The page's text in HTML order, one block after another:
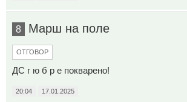
8 Марш на поле
ОТГОВОР
ДС г ю б р е покварено!
20:04 17.01.2025